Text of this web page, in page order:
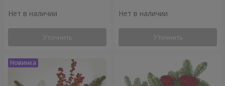
Нет в наличии
Уточнить
Нет в наличии
Уточнить